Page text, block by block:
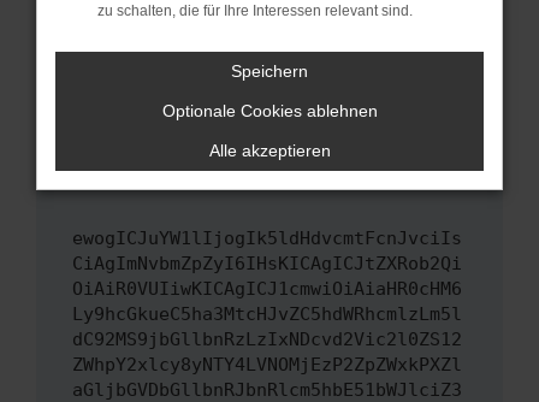
unterstützt werden.
Wende dich an den Webseitenbetreiber.
Wenn du alle oben genannten Schritte versucht
hast, kontaktiere uns bitte. Wir werden
versuchen, das Problem zu beheben. Du kannst
uns diesen Text schicken, um uns bei der
ewogICJuYW1lIjogIk5ldHdvcmtFcnJvciIs
CiAgImNvbmZpZyI6IHsKICAgICJtZXRob2Qi
OiAiR0VUIiwKICAgICJ1cmwiOiAiaHR0cHM6
Ly9hcGkueC5ha3MtcHJvZC5hdWRhcmlzLm5l
dC92MS9jbGllbnRzLzIxNDcvd2Vic2l0ZS12
ZWhpY2xlcy8yNTY4LVNOMjEzP2ZpZWxkPXZl
aGljbGVDbGllbnRJbnRlcm5hbE51bWJlciZ3
zu schalten, die für Ihre Interessen relevant sind.
Speichern
Optionale Cookies ablehnen
Alle akzeptieren